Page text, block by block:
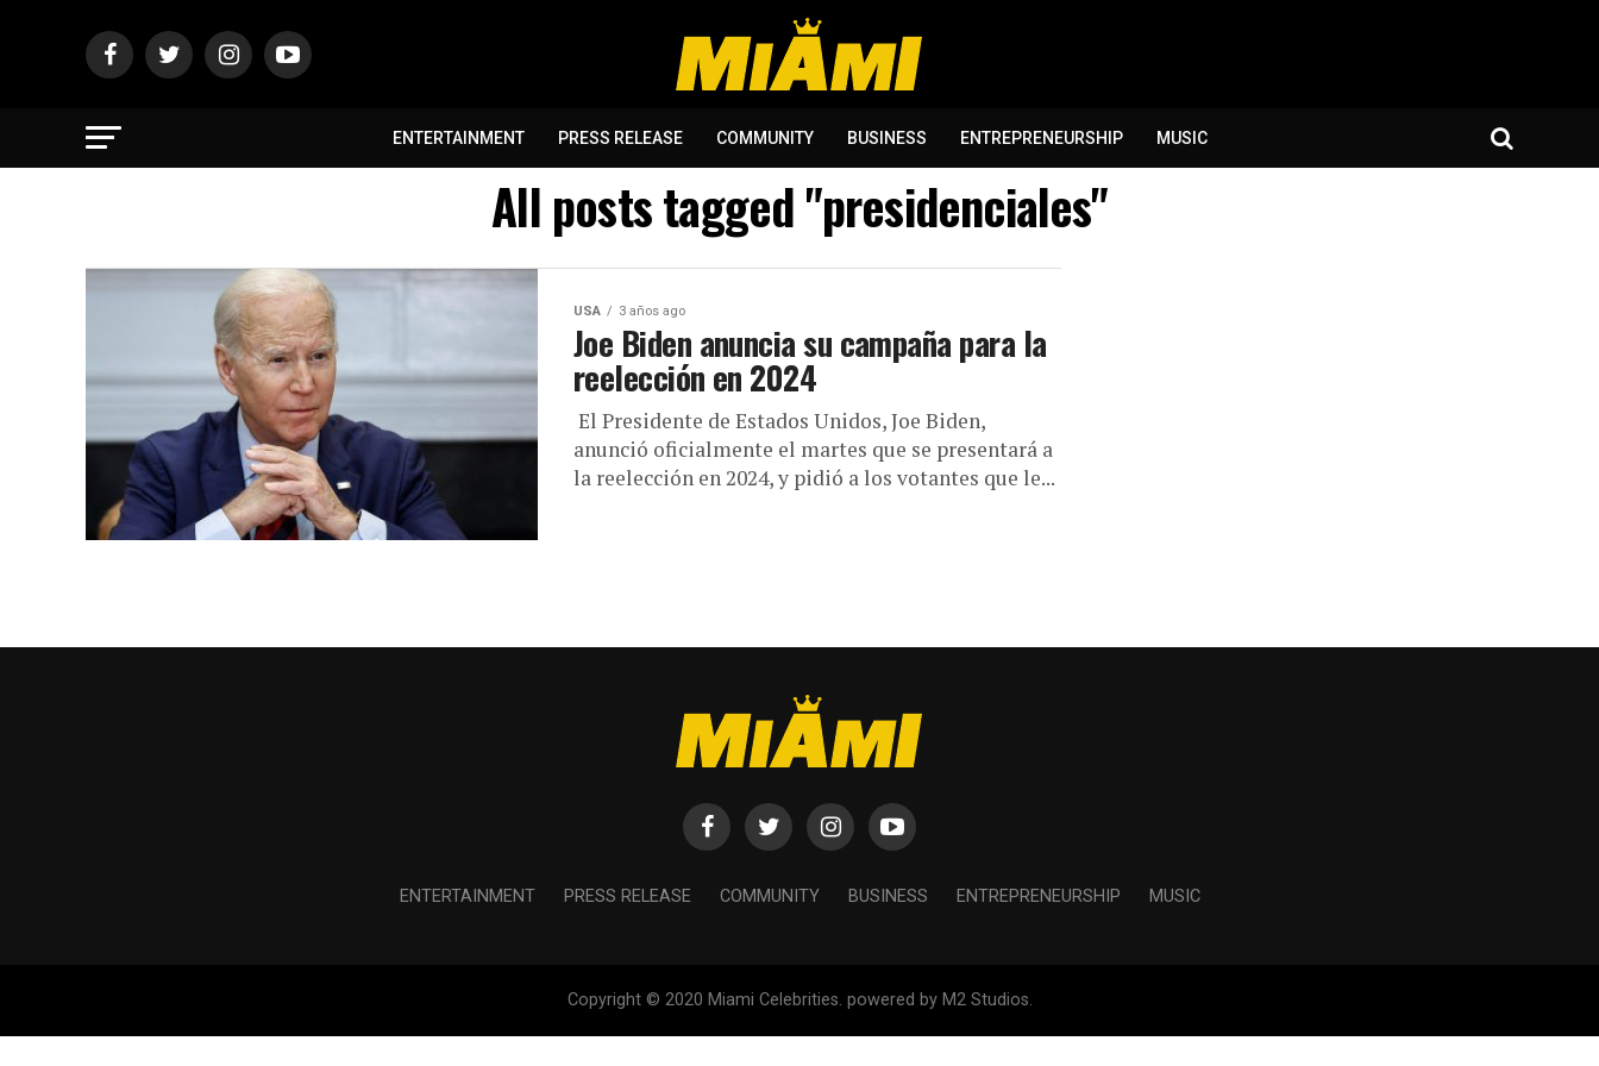
ENTERTAINMENT PRESS RELEASE COMMUNITY BUSINESS ENTREPRENEURSHIP MUSIC
All posts tagged "presidenciales"
USA 3 años ago
Joe Biden anuncia su campaña para la
reelección en 2024
El Presidente de Estados Unidos, Joe Biden,
anunció oficialmente el martes que se presentará a
la reelección en 2024, y pidió a los votantes que le...
ENTERTAINMENT PRESS RELEASE COMMUNITY BUSINESS ENTREPRENEURSHIP MUSIC
Copyright © 2020 Miami Celebrities. powered by M2 Studios.